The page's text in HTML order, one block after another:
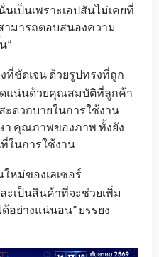
เป็นเพราะเอปสันไม่เคยที่
มารถตอบสนองความ
”
ที่ชัดเจน ด้วยรูปทรงที่ถูก
แน่นด้วยคุณสมบัติที่ลูกค้า
ะดวกบายในการใช้งาน
า คุณภาพของภาพ ทั้งยัง
ในการใช้งาน
หม่ของเลเซอร์
ะเป็นสินค้าที่จะช่วยเพิ่ม
อย่างแน่นอน” ยรรยง